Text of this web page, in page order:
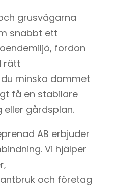
grusvägarna
snabbt ett
fordon
rätt
minska dammet
få en stabilare
gårdsplan.
AB erbjuder
Vi hjälper
och företag